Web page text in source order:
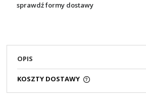
sprawdź formy dostawy
OPIS
KOSZTY DOSTAWY